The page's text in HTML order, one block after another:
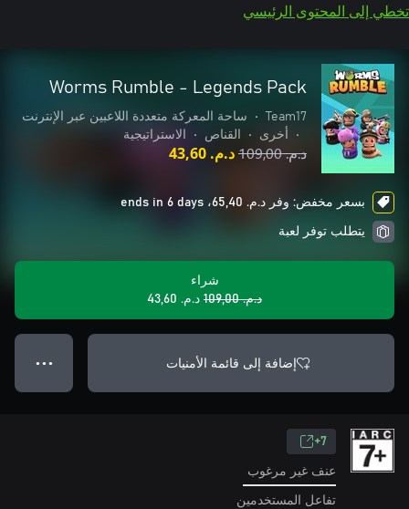
تخطي إلى المحتوى الرئيسي
Worms Rumble - Legends Pack
Team17
•
ساحة المعركة متعددة اللاعبين عبر الإنترنت
•
أخرى • القناص • الاستراتيجية
د.م.‏ 109,00 د.م.‏ 43,60
بسعر مخفض: وفر د.م.‏ 65,40، ends in 6 days
يتطلب توفر لعبة
شراء
د.م.‏ 109,00
د.م.‏ 43,60
إضافة إلى قائمة الأمنيات ● ● ●
7+
عنف غير مرغوب
تفاعل المستخدمين